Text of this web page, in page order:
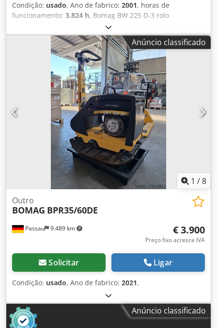
Condição: usado, Ano de fabrico: 2001, horas de
funcionamento: 3.824 h, Bomag BW 225 D-3 rolo
compactador, ano de fabricação: 2001, horas de operação:
apenas 3.824 h, motor: Deutz [145kW/197CV], Variocontrol,
peso: 24.700 kg, impressora, pneus: 40%, máquina alemã,
estado conforme a idade, pronta para uso. Mediante
solicitação, podemos elaborar uma proposta de leasing ou
financiamento para você. O Sr. Mihm (tel.) terá o maior
prazer em atendê-lo. Mais informações podem ser
encontradas em nosso site. Reservamo-nos o direito a
erros e venda prévia! Locação possível = Mais informações
= Djdpfxjzpdhzs Anfjwa Para mais informações, entre em
contato com Tobias Ebert.
Anúncio classificado
1 /8
Passau 9.489 km
Outro
BOMAG BPR35/60DE
€ 3.900
Preço fixo acresce IVA
Solicitar Ligar
Condição: usado, Ano de fabrico: 2021,
Anúncio classificado